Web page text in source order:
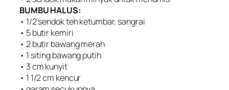
BUMBU HALUS:
• 1/2 sendok teh ketumbar, sangrai
• 5 butir kemiri
• 2 butir bawang merah
• 1 siting bawang putih
• 3 cm kunyit
• 1 1/2 cm kencur